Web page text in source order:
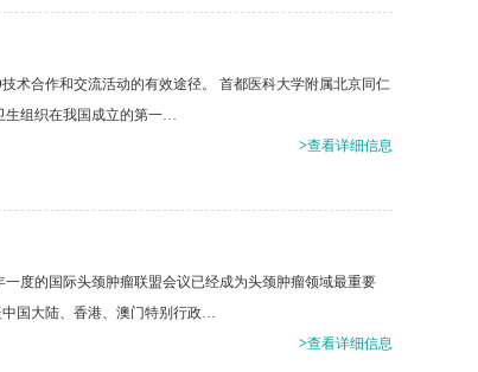
术合作和交流活动的有效途径。 首都医科大学附属北京同仁
生组织在我国成立的第一…
>查看详细信息
度的国际头颈肿瘤联盟会议已经成为头颈肿瘤领域最重要
国大陆、香港、澳门特别行政…
>查看详细信息